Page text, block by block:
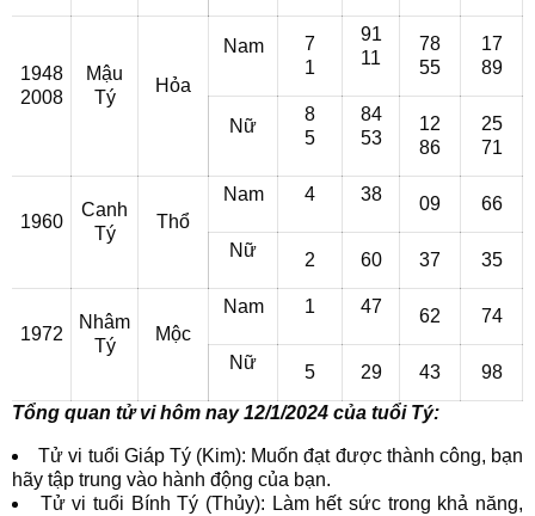
1948
2008
Mậu
Tý
Hỏa
Nam
7
1
91
11
78
55
17
89
Nữ
8
5
84
53
12
86
25
71
1960
Canh
Tý
Thổ
Nam 4 38 09 66
Nữ 2 60 37 35
1972
Nhâm
Tý
Mộc
Nam 1 47 62 74
Nữ 5 29 43
98
Tổng quan tử vi hôm nay 12/1/2024 của tuổi Tý:
Tử vi tuổi Giáp Tý (Kim): Muốn đạt được thành công, bạn
hãy tập trung vào hành động của bạn.
Tử vi tuổi Bính Tý (Thủy): Làm hết sức trong khả năng,